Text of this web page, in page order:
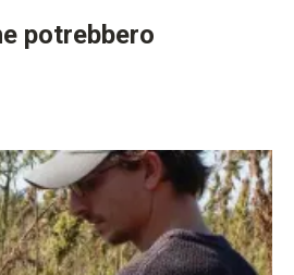
potrebbero